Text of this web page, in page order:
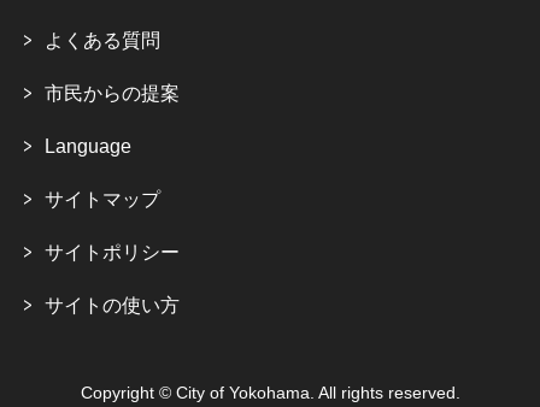
よくある質問
市民からの提案
Language
サイトマップ
サイトポリシー
サイトの使い方
Copyright © City of Yokohama. All rights reserved.